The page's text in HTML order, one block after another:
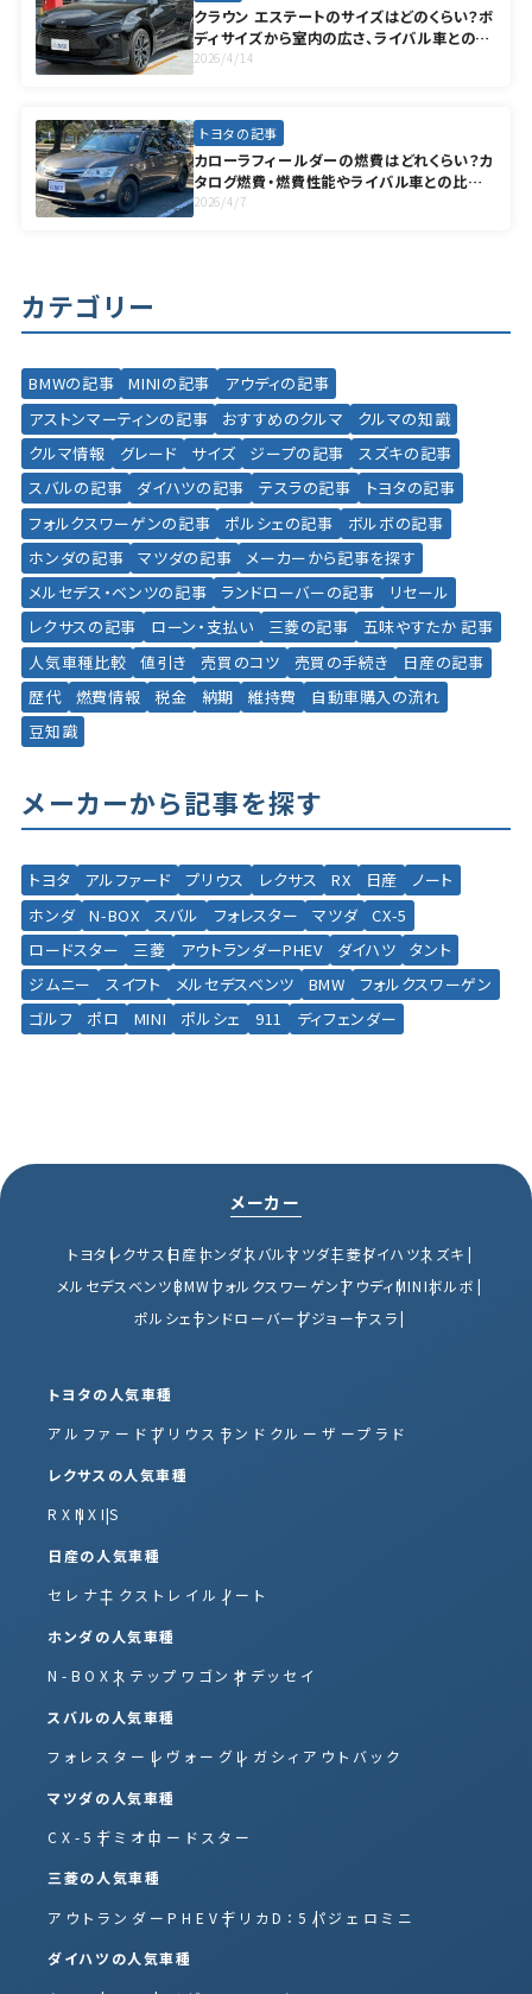
クラウン エステートのサイズはどのくらい？ボ
ディサイズから室内の広さ、ライバル車との比
較まで徹底解説！
2026/4/14
トヨタの記事
カローラフィールダーの燃費はどれくらい？カ
タログ燃費・燃費性能やライバル車との比較
を紹介
2026/4/7
カテゴリー
BMWの記事 MINIの記事
アウディの記事
アストンマーティンの記事
おすすめのクルマ
クルマの知識
クルマ情報
グレード サイズ ジープの記事
スズキの記事
スバルの記事
ダイハツの記事 テスラの記事
トヨタの記事
フォルクスワーゲンの記事
ポルシェの記事
ボルボの記事
ホンダの記事
マツダの記事
メーカーから記事を探す
メルセデス・ベンツの記事
ランドローバーの記事
リセール
レクサスの記事
ローン・支払い 三菱の記事
五味やすたか 記事
人気車種比較
値引き 売買のコツ 売買の手続き
日産の記事
歴代
燃費情報 税金 納期 維持費
自動車購入の流れ
豆知識
メーカーから記事を探す
トヨタ アルファード プリウス レクサス RX 日産
ノート
ホンダ
N-BOX スバル フォレスター マツダ
CX-5
ロードスター
三菱 アウトランダーPHEV ダイハツ
タント
ジムニー
スイフト メルセデスベンツ BMW
フォルクスワーゲン
ゴルフ
ポロ MINI ポルシェ 911 ディフェンダー
メーカー
トヨタ レクサス 日産ホンダスバルマツダ三菱ダイハツスズキ
メルセデスベンツBMWフォルクスワーゲンアウディMINIボルボ
ポルシェランドローバープジョーテスラ
トヨタの人気車種
アルファード プリウス ランドクルーザープラド
レクサスの人気車種
RX NXIS
日産の人気車種
セレナエクストレイル ノート
ホンダの人気車種
N-BOX ステップワゴン オデッセイ
スバルの人気車種
フォレスター レヴォーグ レガシィアウトバック
マツダの人気車種
CX-5 デミオロードスター
三菱の人気車種
アウトランダーPHEV デリカD：5 パジェロミニ
ダイハツの人気車種